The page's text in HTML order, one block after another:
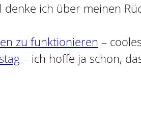
denke ich über meinen
zu funktionieren –
– ich hoffe ja schon,